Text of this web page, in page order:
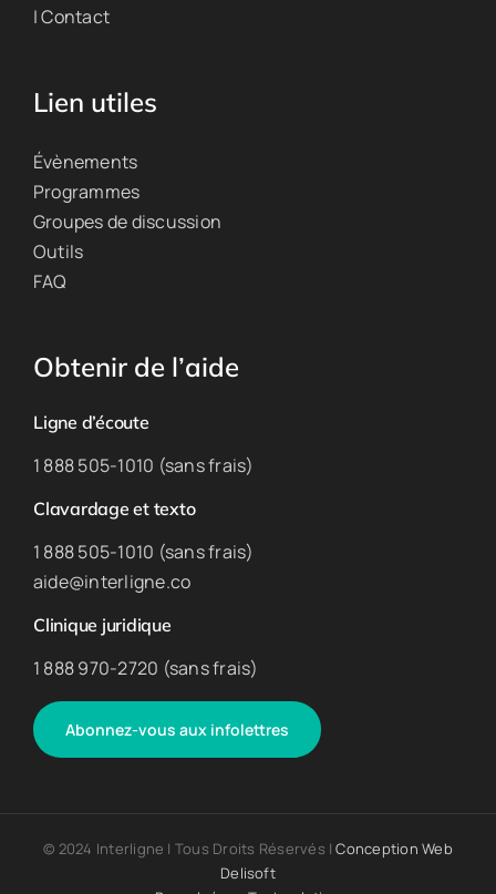
| Contact
Lien utiles
Évènements
Programmes
Groupes de discussion
Outils
FAQ
Obtenir de l’aide
Ligne d’écoute
1 888 505-1010 (sans frais)
Clavardage et texto
1 888 505-1010 (sans frais)
aide@interligne.co
Clinique juridique
1 888 970-2720 (sans frais)
Abonnez-vous aux infolettres
© 2024 Interligne | Tous Droits Réservés |Conception Web
Delisoft